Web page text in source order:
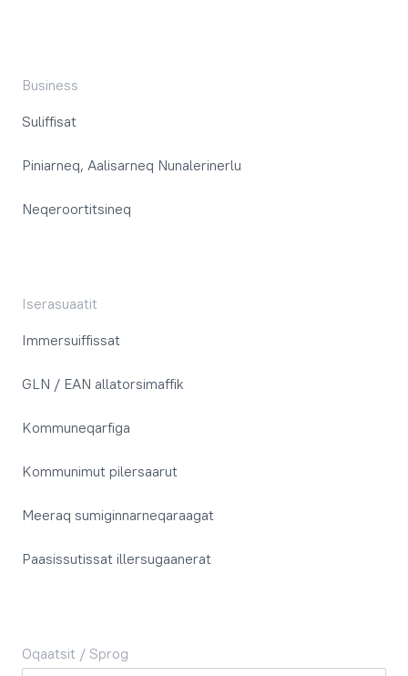
Business
Suliffisat
Piniarneq, Aalisarneq Nunalerinerlu
Neqeroortitsineq
Iserasuaatit
Immersuiffissat
GLN / EAN allatorsimaffik
Kommuneqarfiga
Kommunimut pilersaarut
Meeraq sumiginnarneqaraagat
Paasissutissat illersugaanerat
Oqaatsit / Sprog